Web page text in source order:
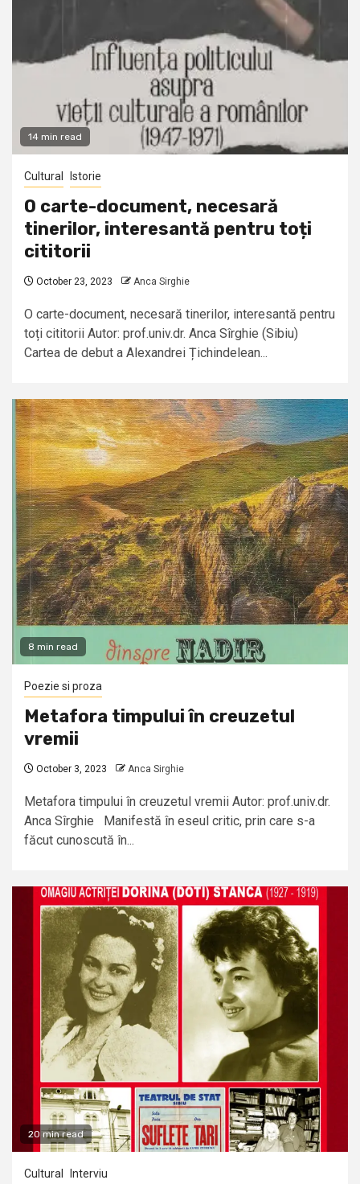
14 min read
Cultural Istorie
O carte-document, necesară
tinerilor, interesantă pentru toți
cititorii
October 23, 2023 Anca Sirghie
O carte-document, necesară tinerilor, interesantă pentru
toți cititorii Autor: prof.univ.dr. Anca Sîrghie (Sibiu)
Cartea de debut a Alexandrei Țichindelean...
8 min read
Poezie si proza
Metafora timpului în creuzetul
vremii
October 3, 2023 Anca Sirghie
Metafora timpului în creuzetul vremii Autor: prof.univ.dr.
Anca Sîrghie Manifestă în eseul critic, prin care s-a
făcut cunoscută în...
20 min read
Cultural Interviu